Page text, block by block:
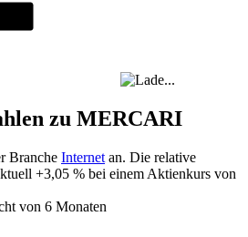
zu MERCARI
Branche Internet an. Die relative
+3,05 % bei einem Aktienkurs von
von 6 Monaten